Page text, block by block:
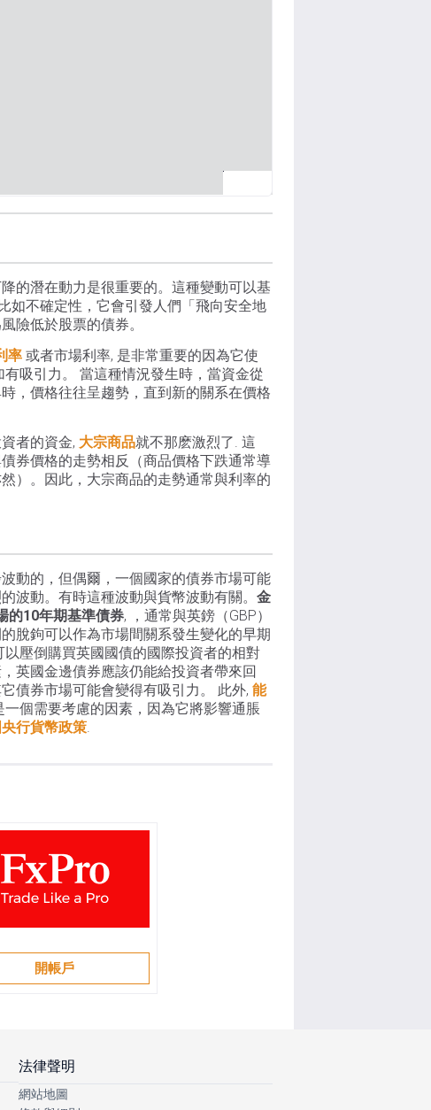
的潛在動力是很重要的。這種變動可以基
如不確定性，它會引發人們「飛向安全地
險低於股票的債券。
率或者市場利率, 是非常重要的因為它使
吸引力。 當這種情況發生時，當資金從
，價格往往呈趨勢，直到新的關系在價格
者的資金, 大宗商品就不那麽激烈了. 這
券價格的走勢相反（商品價格下跌通常導
）。因此，大宗商品的走勢通常與利率的
動的，但偶爾，一個國家的債券市場可能
波動。有時這種波動與貨幣波動有關。 金
的10年期基準債券, ，通常與英鎊（GBP）
脫鉤可以作為市場間關系發生變化的早期
以壓倒購買英國國債的國際投資者的相對
英國金邊債券應該仍能給投資者帶來回
債券市場可能會變得有吸引力。 此外, 能
個需要考慮的因素，因為它將影響通脹
行貨幣政策.
開帳戶
法律聲明
網站地圖